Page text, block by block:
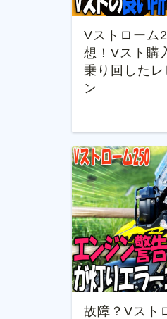
Vストローム
想！Vスト購
乗り回した
ン
故障？Vスト